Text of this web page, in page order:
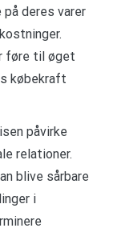
deres varer
føre til øget
købekraft
påvirke
relationer.
blive sårbare
i